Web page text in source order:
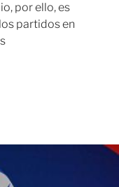
por ello, es
partidos en